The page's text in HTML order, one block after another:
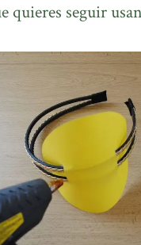
quieres seguir